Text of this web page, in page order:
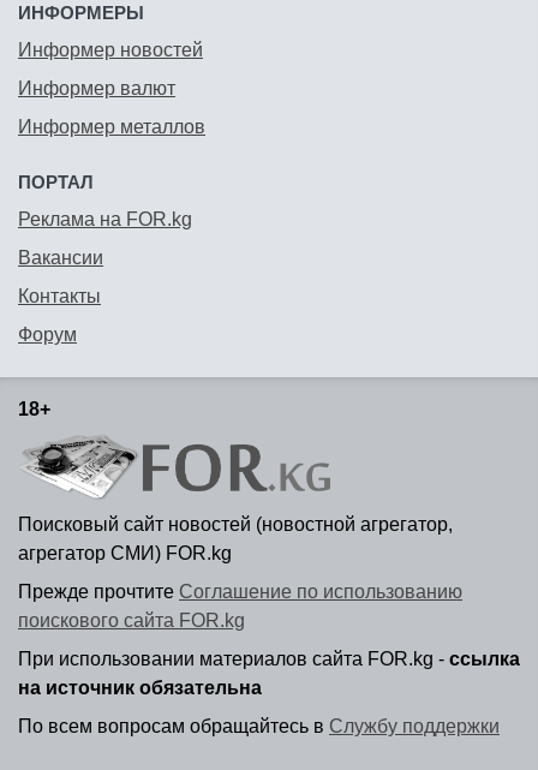
ИНФОРМЕРЫ
Информер новостей
Информер валют
Информер металлов
ПОРТАЛ
Реклама на FOR.kg
Вакансии
Контакты
Форум
18+
Поисковый сайт новостей (новостной агрегатор,
агрегатор СМИ) FOR.kg
Прежде прочтите Соглашение по использованию
поискового сайта FOR.kg
При использовании материалов сайта FOR.kg - ссылка
на источник обязательна
По всем вопросам обращайтесь в Службу поддержки